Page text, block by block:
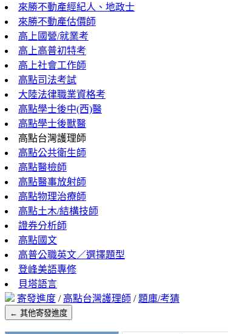
來勝不動產經紀人、地政士
來勝不動產估價師
高上國營/就業考
高上高普初特考
高上社會工作師
高點司法考試
大陸法律職業資格考
高點學士後中(西)醫
高點學士後獸醫
高點台灣護理師
高點公共衛生師
高點醫檢師
高點醫事放射師
高點物理治療師
高點土木/結構技師
證券分析師
高點國文
高普公職英文／選擇題型
登峰美語專修
貝塔語言
寄發進度 / 高點台灣護理師 /題庫/考猜
← 其他寄發進度